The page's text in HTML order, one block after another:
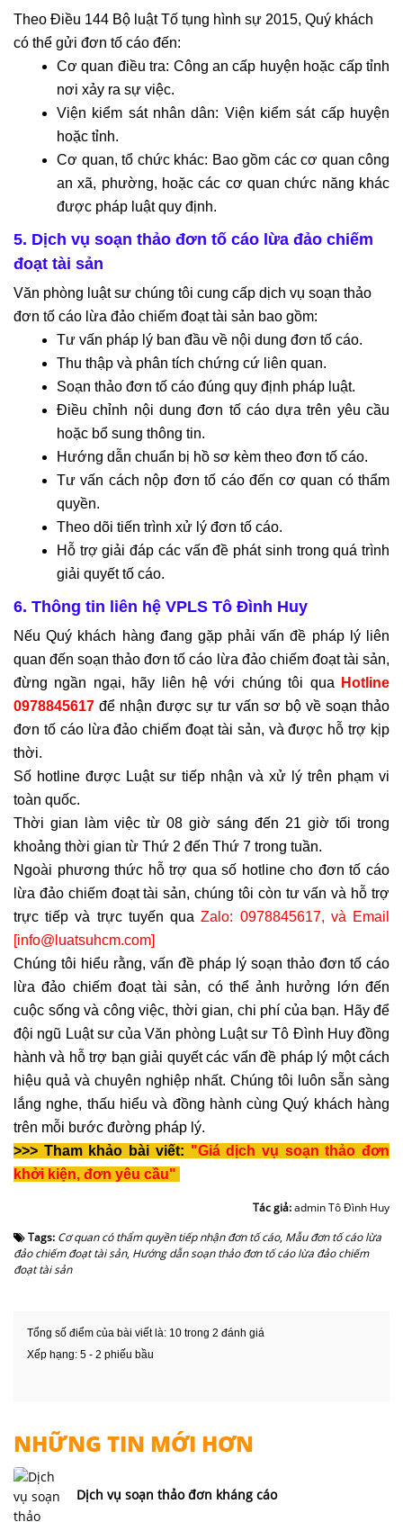
Theo Điều 144 Bộ luật Tố tụng hình sự 2015, Quý khách
có thể gửi đơn tố cáo đến:
Cơ quan điều tra: Công an cấp huyện hoặc cấp tỉnh
nơi xảy ra sự việc.
Viện kiểm sát nhân dân: Viện kiểm sát cấp huyện
hoặc tỉnh.
Cơ quan, tổ chức khác: Bao gồm các cơ quan công
an xã, phường, hoặc các cơ quan chức năng khác
được pháp luật quy định.
5. Dịch vụ soạn thảo đơn tố cáo lừa đảo chiếm
đoạt tài sản
Văn phòng luật sư chúng tôi cung cấp dịch vụ soạn thảo
đơn tố cáo lừa đảo chiếm đoạt tài sản bao gồm:
Tư vấn pháp lý ban đầu về nội dung đơn tố cáo.
Thu thập và phân tích chứng cứ liên quan.
Soạn thảo đơn tố cáo đúng quy định pháp luật.
Điều chỉnh nội dung đơn tố cáo dựa trên yêu cầu
hoặc bổ sung thông tin.
Hướng dẫn chuẩn bị hồ sơ kèm theo đơn tố cáo.
Tư vấn cách nộp đơn tố cáo đến cơ quan có thẩm
quyền.
Theo dõi tiến trình xử lý đơn tố cáo.
Hỗ trợ giải đáp các vấn đề phát sinh trong quá trình
giải quyết tố cáo.
6. Thông tin liên hệ VPLS Tô Đình Huy
Nếu Quý khách hàng đang gặp phải vấn đề pháp lý liên
quan đến soạn thảo đơn tố cáo lừa đảo chiếm đoạt tài sản,
đừng ngần ngại, hãy liên hệ với chúng tôi qua
Hotline
0978845617 để nhận được sự tư vấn sơ bộ về soạn thảo
đơn tố cáo lừa đảo chiếm đoạt tài sản, và được hỗ trợ kịp
thời.
Số hotline được Luật sư tiếp nhận và xử lý trên phạm vi
toàn quốc.
Thời gian làm việc từ 08 giờ sáng đến 21 giờ tối trong
khoảng thời gian từ Thứ 2 đến Thứ 7 trong tuần.
Ngoài phương thức hỗ trợ qua số hotline cho đơn tố cáo
lừa đảo chiếm đoạt tài sản, chúng tôi còn tư vấn và hỗ trợ
trực tiếp và trực tuyến quaZalo: 0978845617, và Email
[info@luatsuhcm.com]
Chúng tôi hiểu rằng, vấn đề pháp lý soạn thảo đơn tố cáo
lừa đảo chiếm đoạt tài sản, có thể ảnh hưởng lớn đến
cuộc sống và công việc, thời gian, chi phí của bạn. Hãy để
đội ngũ Luật sư của Văn phòng Luật sư Tô Đình Huy đồng
hành và hỗ trợ bạn giải quyết các vấn đề pháp lý một cách
hiệu quả và chuyên nghiệp nhất. Chúng tôi luôn sẵn sàng
lắng nghe, thấu hiểu và đồng hành cùng Quý khách hàng
trên mỗi bước đường pháp lý.
>>> Tham khảo bài viết: "Giá dịch vụ soạn thảo đơn
khởi kiện, đơn yêu cầu"
Tác giả:admin Tô Đình Huy
Tags: Cơ quan có thẩm quyền tiếp nhận đơn tố cáo, Mẫu đơn tố cáo lừa
đảo chiếm đoạt tài sản, Hướng dẫn soạn thảo đơn tố cáo lừa đảo chiếm
đoạt tài sản
Tổng số điểm của bài viết là: 10 trong 2 đánh giá
Xếp hạng: 5 - 2 phiếu bầu
NHỮNG TIN MỚI HƠN
Dịch vụ soạn thảo đơn kháng cáo